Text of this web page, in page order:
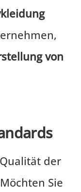
von
der
Sie